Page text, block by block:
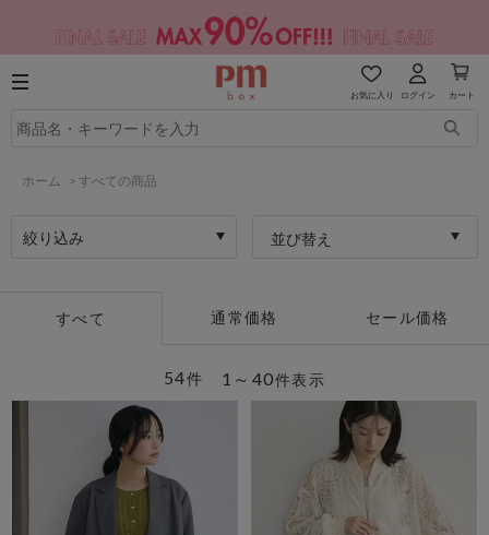
お気に入り ログイン カート
ホーム > すべての商品
絞り込み 並び替え
すべて 通常価格 セール価格
1～40件表示
54件